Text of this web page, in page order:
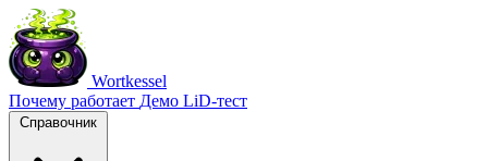
Wortkessel
Почему работает Демо LiD-тест
Справочник